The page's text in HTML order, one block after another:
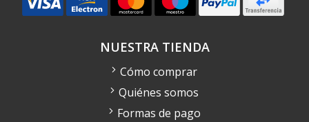
NUESTRA TIENDA
Cómo comprar
Quiénes somos
Formas de pago